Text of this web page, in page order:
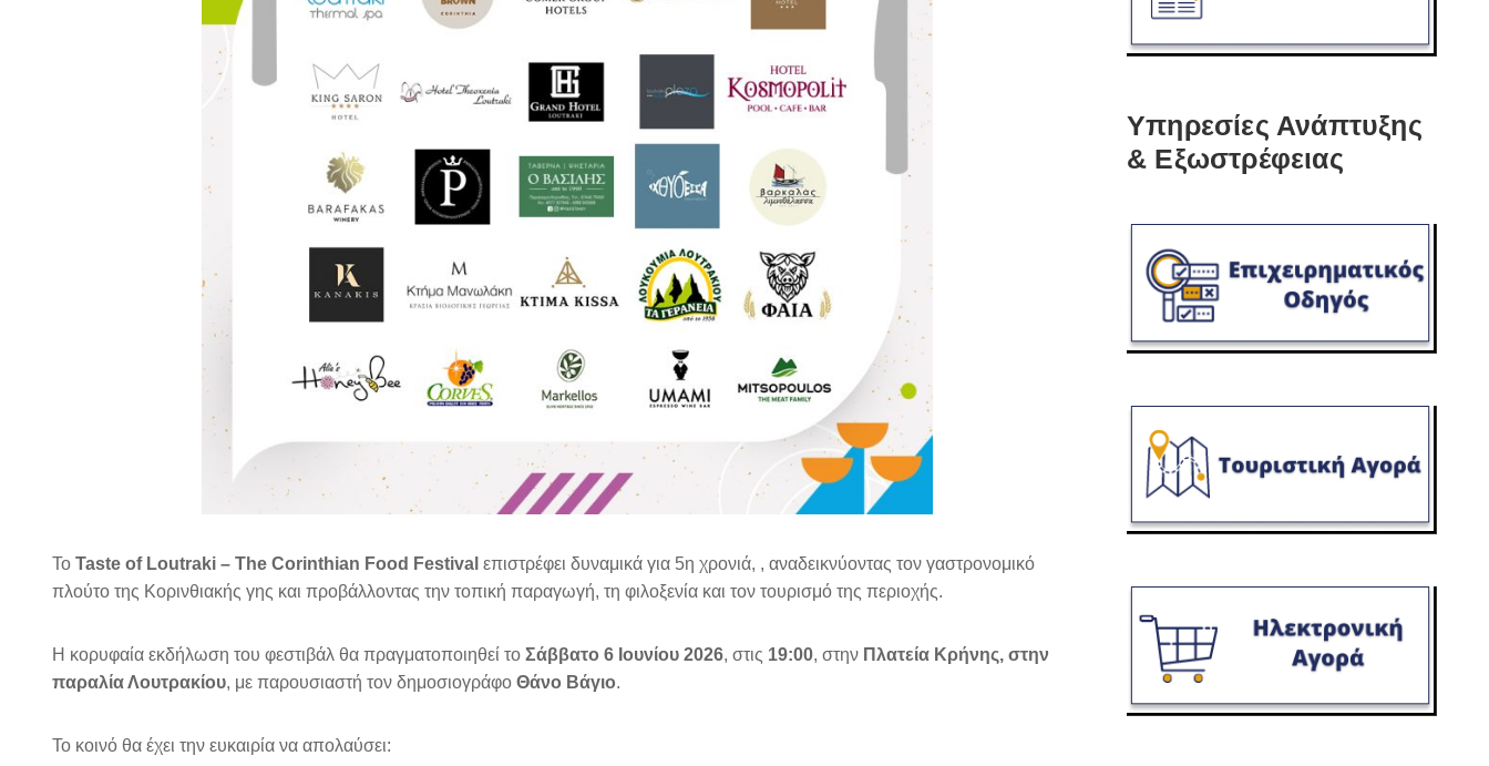
Το Taste of Loutraki – The Corinthian Food Festival επιστρέφει δυναμικά για 5η χρονιά, , αναδεικνύοντας τον γαστρονομικό
πλούτο της Κορινθιακής γης και προβάλλοντας την τοπική παραγωγή, τη φιλοξενία και τον τουρισμό της περιοχής.
Η κορυφαία εκδήλωση του φεστιβάλ θα πραγματοποιηθεί το Σάββατο 6 Ιουνίου 2026, στις 19:00, στην Πλατεία Κρήνης, στην
παραλία Λουτρακίου, με παρουσιαστή τον δημοσιογράφο Θάνο Βάγιο.
Το κοινό θα έχει την ευκαιρία να απολαύσει:
Υπηρεσίες Ανάπτυξης
& Εξωστρέφειας